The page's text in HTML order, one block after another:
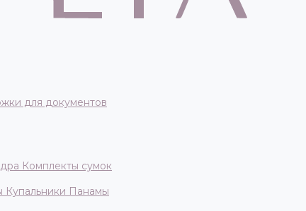
для документов
Комплекты сумок
Купальники Панамы